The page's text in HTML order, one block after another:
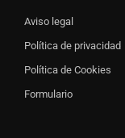
Aviso legal
Política de privacidad
Política de Cookies
Formulario